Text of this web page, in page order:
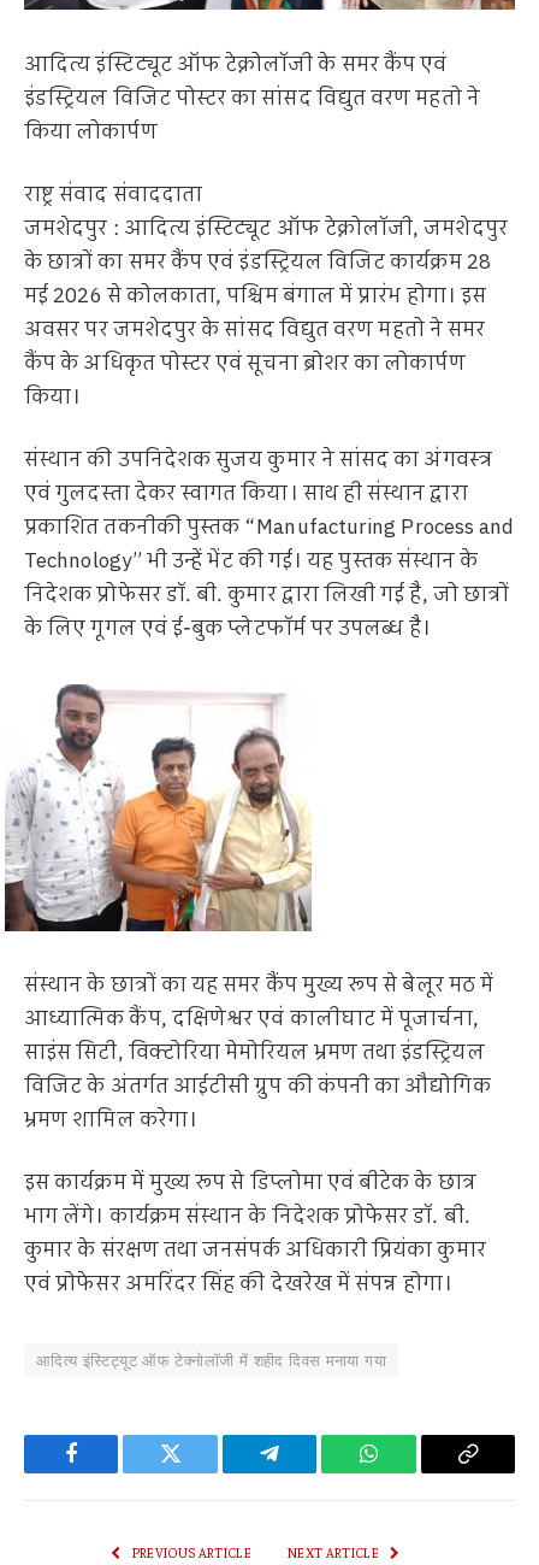
आदित्य इंस्टिट्यूट ऑफ टेक्नोलॉजी के समर कैंप एवं
इंडस्ट्रियल विजिट पोस्टर का सांसद विद्युत वरण महतो ने
किया लोकार्पण
राष्ट्र संवाद संवाददाता
जमशेदपुर : आदित्य इंस्टिट्यूट ऑफ टेक्नोलॉजी, जमशेदपुर
के छात्रों का समर कैंप एवं इंडस्ट्रियल विजिट कार्यक्रम 28
मई 2026 से कोलकाता, पश्चिम बंगाल में प्रारंभ होगा। इस
अवसर पर जमशेदपुर के सांसद विद्युत वरण महतो ने समर
कैंप के अधिकृत पोस्टर एवं सूचना ब्रोशर का लोकार्पण
किया।
संस्थान की उपनिदेशक सुजय कुमार ने सांसद का अंगवस्त्र
एवं गुलदस्ता देकर स्वागत किया। साथ ही संस्थान द्वारा
प्रकाशित तकनीकी पुस्तक “Manufacturing Process and
Technology” भी उन्हें भेंट की गई। यह पुस्तक संस्थान के
निदेशक प्रोफेसर डॉ. बी. कुमार द्वारा लिखी गई है, जो छात्रों
के लिए गूगल एवं ई-बुक प्लेटफॉर्म पर उपलब्ध है।
संस्थान के छात्रों का यह समर कैंप मुख्य रूप से बेलूर मठ में
आध्यात्मिक कैंप, दक्षिणेश्वर एवं कालीघाट में पूजार्चना,
साइंस सिटी, विक्टोरिया मेमोरियल भ्रमण तथा इंडस्ट्रियल
विजिट के अंतर्गत आईटीसी ग्रुप की कंपनी का औद्योगिक
भ्रमण शामिल करेगा।
इस कार्यक्रम में मुख्य रूप से डिप्लोमा एवं बीटेक के छात्र
भाग लेंगे। कार्यक्रम संस्थान के निदेशक प्रोफेसर डॉ. बी.
कुमार के संरक्षण तथा जनसंपर्क अधिकारी प्रियंका कुमार
एवं प्रोफेसर अमरिंदर सिंह की देखरेख में संपन्न होगा।
आदित्य इंस्टिट्यूट ऑफ टेक्नोलॉजी में शहीद दिवस मनाया गया
Facebook Twitter Telegram WhatsApp Copy
PREVIOUS ARTICLE NEXT ARTICLE